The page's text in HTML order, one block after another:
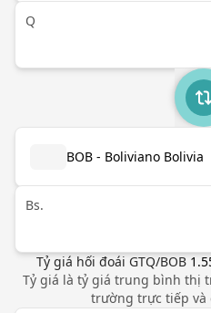
Q
BOB - Boliviano Bolivia
Bs.
Tỷ giá hối đoái GTQ/BOB
Tỷ giá là tỷ giá trung bình thị
trường trực tiếp và